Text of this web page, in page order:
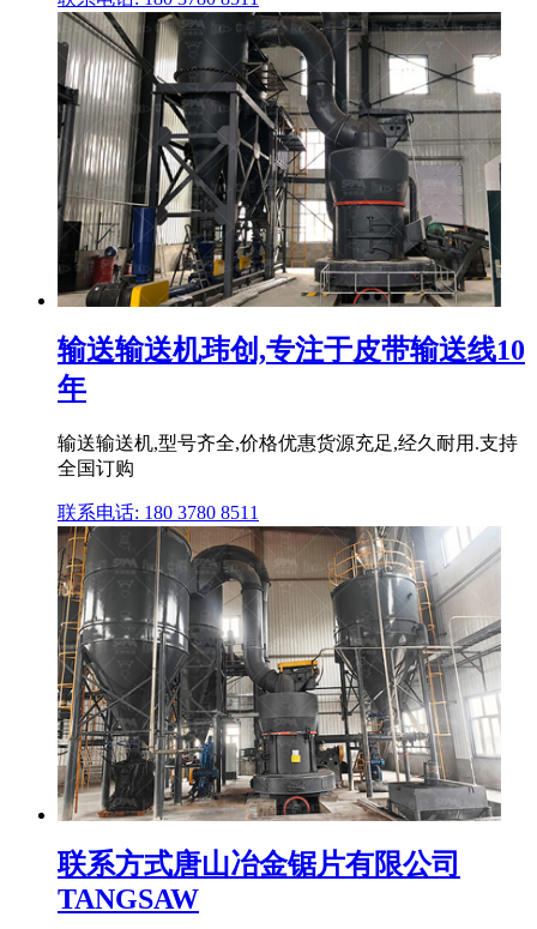
输送输送机玮创,专注于皮带输送线10
年
输送输送机,型号齐全,价格优惠货源充足,经久耐用.支持
全国订购
联系电话: 180 3780 8511
联系方式唐山冶金锯片有限公司
TANGSAW